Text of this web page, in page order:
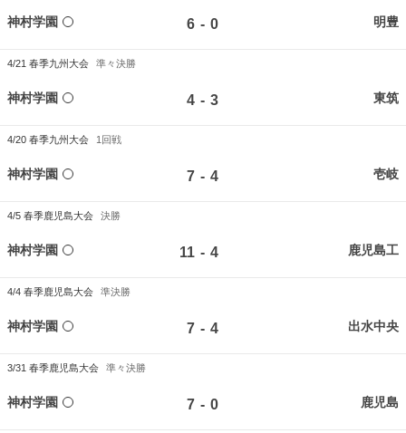
神村学園 6 - 0 明豊
4/21 春季九州大会 準々決勝
神村学園 4 - 3 東筑
4/20 春季九州大会 1回戦
神村学園 7 - 4 壱岐
4/5 春季鹿児島大会 決勝
神村学園 11 - 4 鹿児島工
4/4 春季鹿児島大会 準決勝
神村学園 7 - 4 出水中央
3/31 春季鹿児島大会 準々決勝
神村学園 7 - 0 鹿児島